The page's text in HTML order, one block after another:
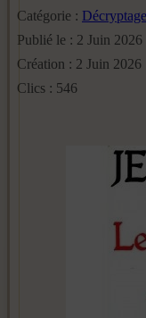
Catégorie : Décryptage
Publié le : 2 Juin 2026
Création : 2 Juin 2026
Clics : 546